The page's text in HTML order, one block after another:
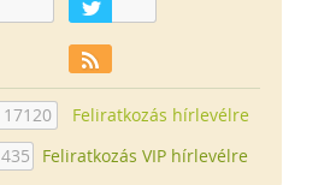
17120
Feliratkozás hírlevélre
435
Feliratkozás VIP hírlevélre